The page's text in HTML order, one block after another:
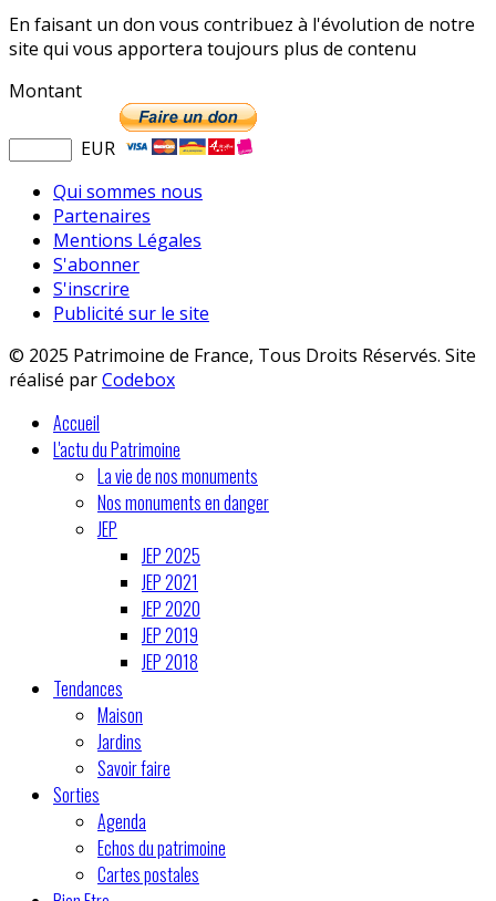
En faisant un don vous contribuez à l'évolution de notre
site qui vous apportera toujours plus de contenu
Montant
EUR
Qui sommes nous
Partenaires
Mentions Légales
S'abonner
S'inscrire
Publicité sur le site
© 2025 Patrimoine de France, Tous Droits Réservés. Site
réalisé parCodebox
Accueil
L'actu du Patrimoine
La vie de nos monuments
Nos monuments en danger
JEP
JEP 2025
JEP 2021
JEP 2020
JEP 2019
JEP 2018
Tendances
Maison
Jardins
Savoir faire
Sorties
Agenda
Echos du patrimoine
Cartes postales